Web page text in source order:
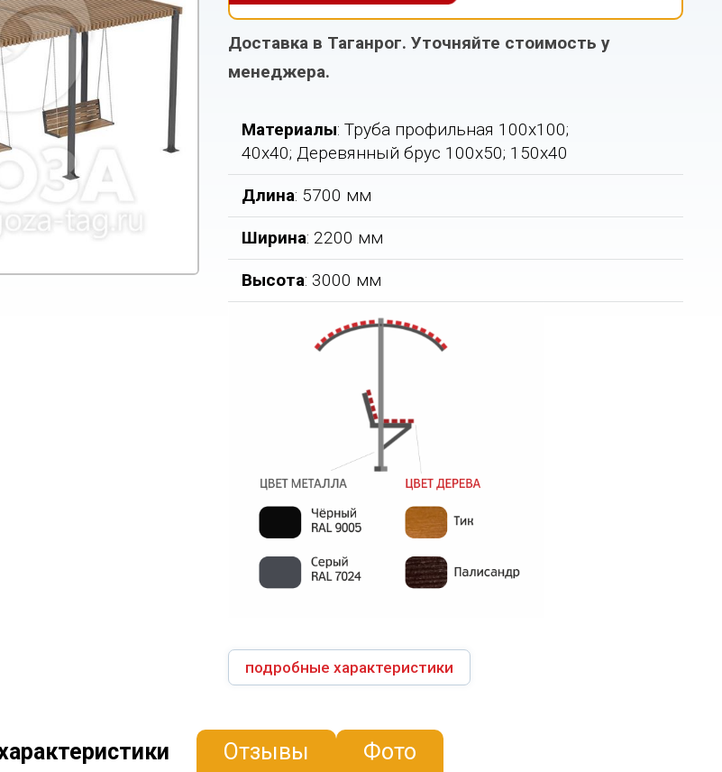
Доставка в Таганрог. Уточняйте стоимость у
менеджера.
Материалы: Труба профильная 100х100;
40х40; Деревянный брус 100х50; 150х40
Длина: 5700 мм
Ширина: 2200 мм
Высота: 3000 мм
подробные характеристики
Отзывы Фото